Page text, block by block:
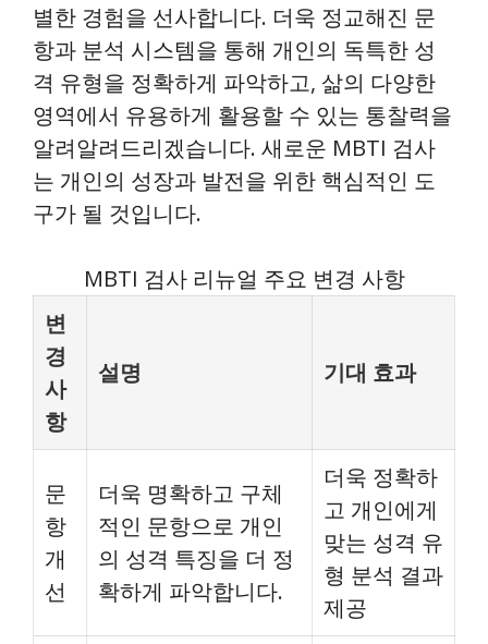
별한 경험을 선사합니다. 더욱 정교해진 문
항과 분석 시스템을 통해 개인의 독특한 성
격 유형을 정확하게 파악하고, 삶의 다양한
영역에서 유용하게 활용할 수 있는 통찰력을
알려알려드리겠습니다. 새로운 MBTI 검사
는 개인의 성장과 발전을 위한 핵심적인 도
구가 될 것입니다.
MBTI 검사 리뉴얼 주요 변경 사항
변
경
사
항
설명 기대 효과
문
항
개
선
더욱 명확하고 구체
적인 문항으로 개인
의 성격 특징을 더 정
확하게 파악합니다.
더욱 정확하
고 개인에게
맞는 성격 유
형 분석 결과
제공